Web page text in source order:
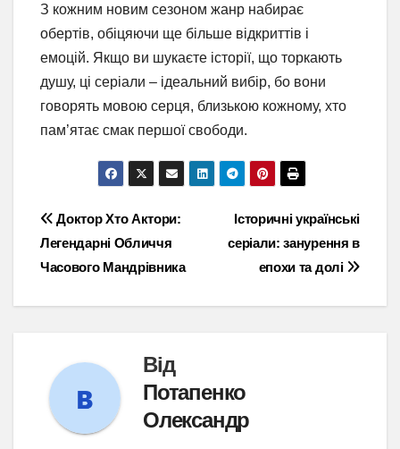
З кожним новим сезоном жанр набирає
обертів, обіцяючи ще більше відкриттів і
емоцій. Якщо ви шукаєте історії, що торкають
душу, ці серіали – ідеальний вибір, бо вони
говорять мовою серця, близькою кожному, хто
пам’ятає смак першої свободи.
Навігація
записів
Історичні українські
серіали: занурення в
епохи та долі
Доктор Хто Актори:
Легендарні Обличчя
Часового Мандрівника
Від
Потапенко
Олександр